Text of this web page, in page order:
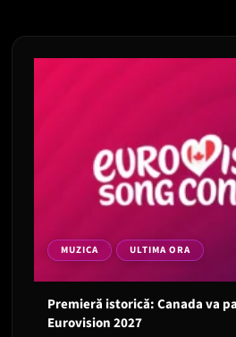
MUZICA ULTIMA ORA
Premieră istorică: Canada va
Eurovision 2027